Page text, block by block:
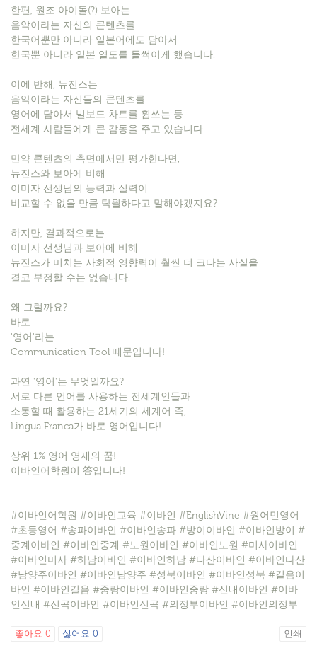
​한편, 원조 아이돌(?) 보아는
음악이라는 자신의 콘텐츠를
한국어뿐만 아니라 일본어에도 담아서
한국뿐 아니라 일본 열도를 들썩이게 했습니다.
이에 반해, 뉴진스는
음악이라는 자신들의 콘텐츠를
영어에 담아서 빌보드 차트를 휩쓰는 등
전세계 사람들에게 큰 감동을 주고 있습니다.
​만약 콘텐츠의 측면에서만 평가한다면,
뉴진스와 보아에 비해
이미자 선생님의 능력과 실력이
비교할 수 없을 만큼 탁월하다고 말해야겠지요?
하지만, 결과적으로는
이미자 선생님과 보아에 비해
뉴진스가 미치는 사회적 영향력이 훨씬 더 크다는 사실을
결코 부정할 수는 없습니다.
왜 그럴까요?
바로
'영어'라는
Communication Tool 때문입니다! ​
과연 '영어'는 무엇일까요?
서로 다른 언어를 사용하는 전세계인들과
소통할 때 활용하는 21세기의 세계어 즉,
Lingua Franca가 바로 영어입니다!
​상위 1% 영어 영재의 꿈!
이바인어학원이 答입니다!
#이바인어학원 #이바인교육 #이바인 #EnglishVine #원어민영어
#초등영어 #송파이바인 #이바인송파 #방이이바인 #이바인방이 #
중계이바인 #이바인중계 #노원이바인 #이바인노원 #미사이바인
#이바인미사 #하남이바인 #이바인하남 #다산이바인 #이바인다산
#남양주이바인 #이바인남양주 #성북이바인 #이바인성북 #길음이
바인 #이바인길음 #중랑이바인 #이바인중랑 #신내이바인 #이바
인신내 #신곡이바인 #이바인신곡 #의정부이바인 #이바인의정부
좋아요 0 싫어요 0 인쇄